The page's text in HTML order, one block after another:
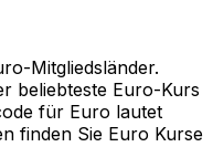
Mitgliedsländer.
beliebteste Euro-Kurs
für Euro lautet
finden Sie Euro Kurse